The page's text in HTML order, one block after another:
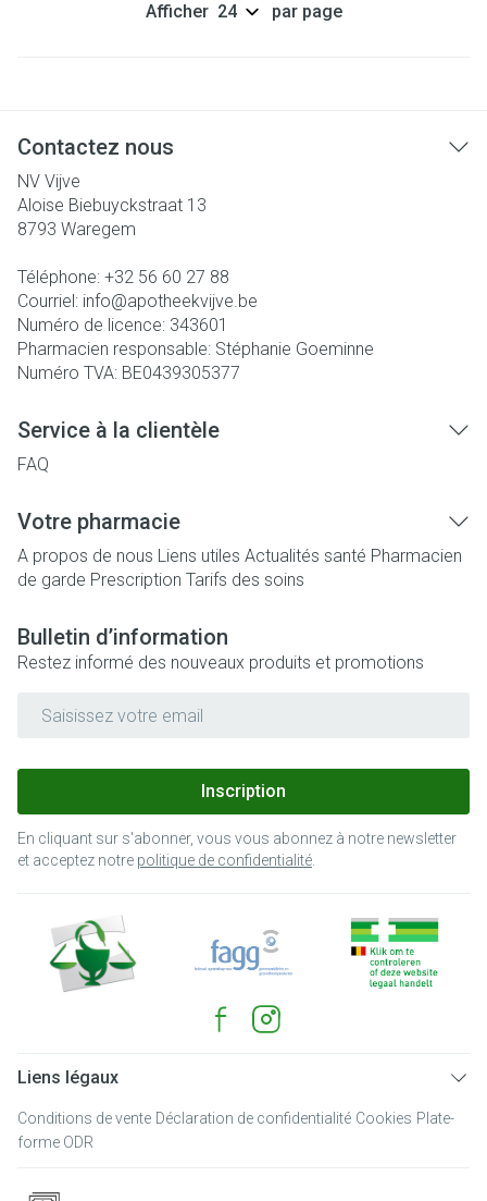
Afficher par page
Contactez nous
NV Vijve
Aloise Biebuyckstraat 13
8793 Waregem
Téléphone: +32 56 60 27 88
Courriel: info@apotheekvijve.be
Numéro de licence: 343601
Pharmacien responsable: Stéphanie Goeminne
Numéro TVA: BE0439305377
Service à la clientèle
FAQ
Votre pharmacie
A propos de nous Liens utiles Actualités santé Pharmacien
de garde Prescription Tarifs des soins
Bulletin d’information
Restez informé des nouveaux produits et promotions
Inscription
En cliquant sur s'abonner, vous vous abonnez à notre newsletter
et acceptez notre politique de confidentialité
Liens légaux
Conditions de vente Déclaration de confidentialité Cookies Plate-
forme ODR